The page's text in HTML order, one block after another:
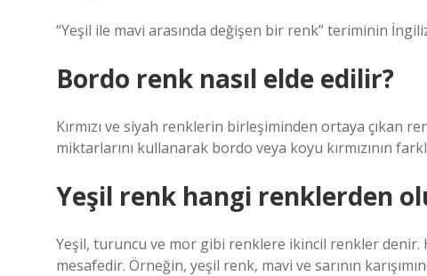
“Yeşil ile mavi arasında değişen bir renk” teriminin
Bordo renk nasıl elde edilir?
Kırmızı ve siyah renklerin birleşiminden ortaya çıkan
miktarlarını kullanarak bordo veya koyu kırmızının
Yeşil renk hangi renklerden
Yeşil, turuncu ve mor gibi renklere ikincil renkler
mesafedir. Örneğin, yeşil renk, mavi ve sarının